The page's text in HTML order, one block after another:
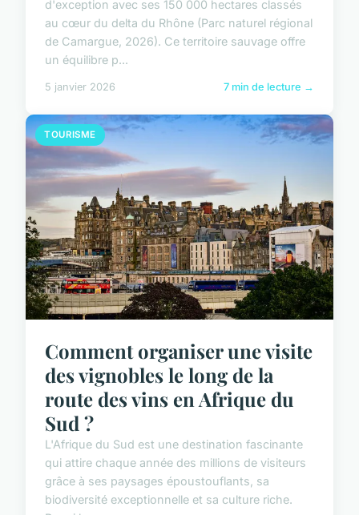
d'exception avec ses 150 000 hectares classés
au cœur du delta du Rhône (Parc naturel régional
de Camargue, 2026). Ce territoire sauvage offre
un équilibre p...
5 janvier 2026 7 min de lecture →
TOURISME
Comment organiser une visite
des vignobles le long de la
route des vins en Afrique du
Sud ?
L'Afrique du Sud est une destination fascinante
qui attire chaque année des millions de visiteurs
grâce à ses paysages époustouflants, sa
biodiversité exceptionnelle et sa culture riche.